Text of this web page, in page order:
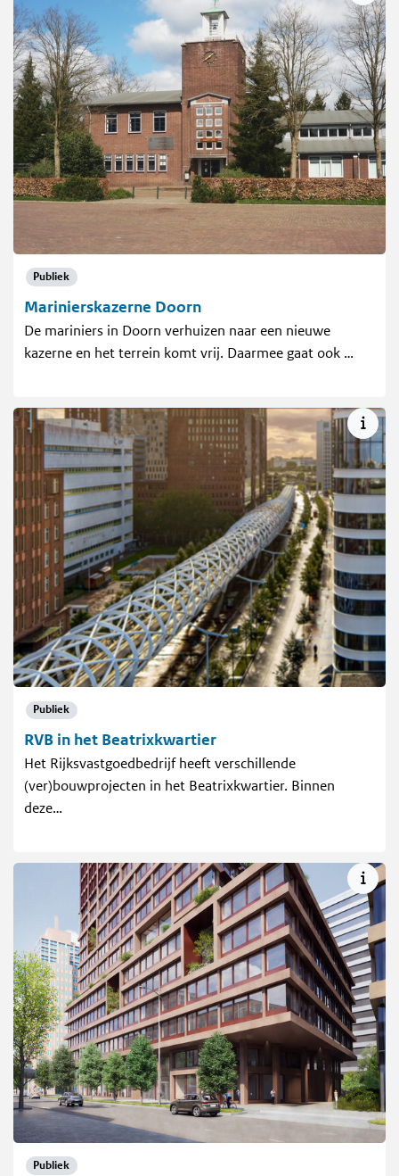
Marinierskazerne Doorn
Publiek
De mariniers in Doorn verhuizen naar een nieuwe
kazerne en het terrein komt vrij. Daarmee gaat ook …
RVB in het Beatrixkwartier
Publiek
Het Rijksvastgoedbedrijf heeft verschillende
(ver)bouwprojecten in het Beatrixkwartier. Binnen
deze…
Publiek